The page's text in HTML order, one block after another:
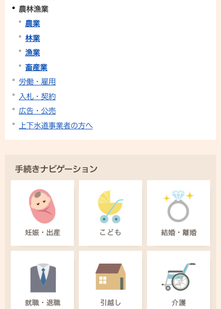
農林漁業
農業
林業
漁業
畜産業
労働・雇用
入札・契約
広告・公売
上下水道事業者の方へ
手続きナビゲーション